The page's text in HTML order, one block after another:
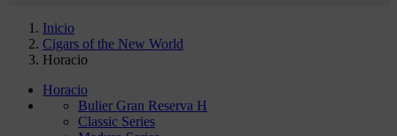
Inicio
Cigars of the New World
Horacio
Horacio
Bulier Gran Reserva H
Classic Series